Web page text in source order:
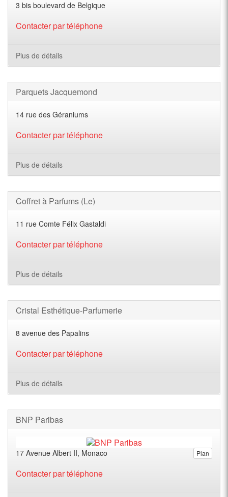
3 bis boulevard de Belgique
Contacter par téléphone
Plus de détails
Parquets Jacquemond
14 rue des Géraniums
Contacter par téléphone
Plus de détails
Coffret à Parfums (Le)
11 rue Comte Félix Gastaldi
Contacter par téléphone
Plus de détails
Cristal Esthétique-Parfumerie
8 avenue des Papalins
Contacter par téléphone
Plus de détails
BNP Paribas
Plan
17 Avenue Albert II, Monaco
Contacter par téléphone